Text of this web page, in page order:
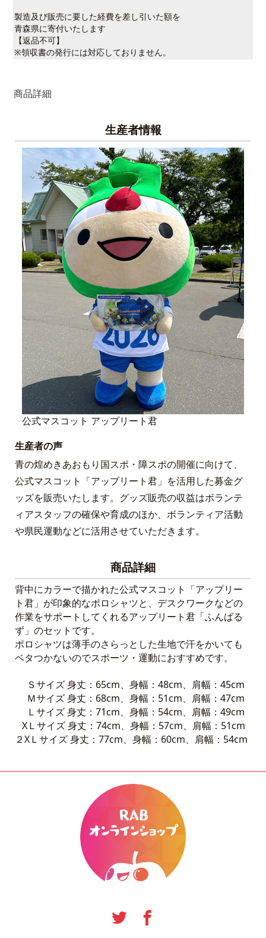
製造及び販売に要した経費を差し引いた額を
青森県に寄付いたします
【返品不可】
※領収書の発行には対応しておりません。
商品詳細
生産者情報
公式マスコット アップリート君
生産者の声
青の煌めきあおもり国スポ・障スポの開催に向けて、
公式マスコット「アップリート君」を活用した募金グ
ッズを販売いたします。グッズ販売の収益はボランテ
ィアスタッフの確保や育成のほか、ボランティア活動
や県民運動などに活用させていただきます。
商品詳細
背中にカラーで描かれた公式マスコット「アップリー
ト君」が印象的なポロシャツと、デスクワークなどの
作業をサポートしてくれるアップリート君「ふんばる
ず」のセットです。
ポロシャツは薄手のさらっとした生地で汗をかいても
ベタつかないのでスポーツ・運動におすすめです。
Ｓサイズ 身丈：65cm、身幅：48cm、肩幅：45cm
Ｍサイズ 身丈：68cm、身幅：51cm、肩幅：47cm
Ｌサイズ 身丈：71cm、身幅：54cm、肩幅：49cm
XＬサイズ 身丈：74cm、身幅：57cm、肩幅：51cm
２XＬサイズ 身丈：77cm、身幅：60cm、肩幅：54cm